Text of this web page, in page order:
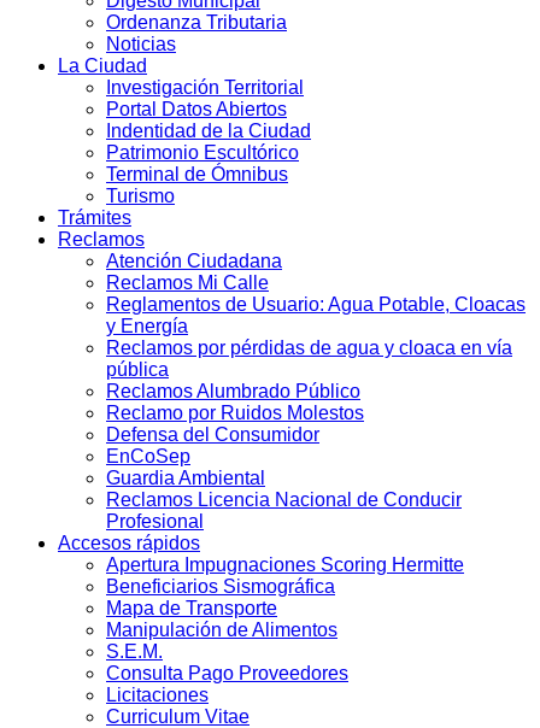
Ordenanza Tributaria
Noticias
La Ciudad
Investigación Territorial
Portal Datos Abiertos
Indentidad de la Ciudad
Patrimonio Escultórico
Terminal de Ómnibus
Turismo
Trámites
Reclamos
Atención Ciudadana
Reclamos Mi Calle
Reglamentos de Usuario: Agua Potable, Cloacas
y Energía
Reclamos por pérdidas de agua y cloaca en vía
pública
Reclamos Alumbrado Público
Reclamo por Ruidos Molestos
Defensa del Consumidor
EnCoSep
Guardia Ambiental
Reclamos Licencia Nacional de Conducir
Profesional
Accesos rápidos
Apertura Impugnaciones Scoring Hermitte
Beneficiarios Sismográfica
Mapa de Transporte
Manipulación de Alimentos
S.E.M.
Consulta Pago Proveedores
Licitaciones
Curriculum Vitae